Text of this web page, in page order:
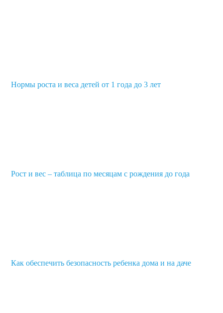
Нормы роста и веса детей от 1 года до 3 лет
Рост и вес – таблица по месяцам с рождения до года
Как обеспечить безопасность ребенка дома и на даче